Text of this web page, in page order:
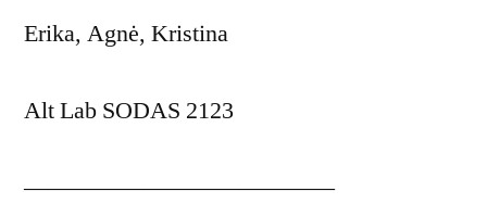
Erika, Agnė, Kristina
Alt Lab SODAS 2123
—————————————